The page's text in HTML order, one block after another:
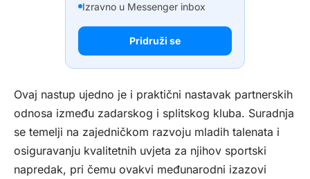
Izravno u Messenger inbox
Pridruži se
Ovaj nastup ujedno je i praktični nastavak partnerskih
odnosa između zadarskog i splitskog kluba. Suradnja
se temelji na zajedničkom razvoju mladih talenata i
osiguravanju kvalitetnih uvjeta za njihov sportski
napredak, pri čemu ovakvi međunarodni izazovi